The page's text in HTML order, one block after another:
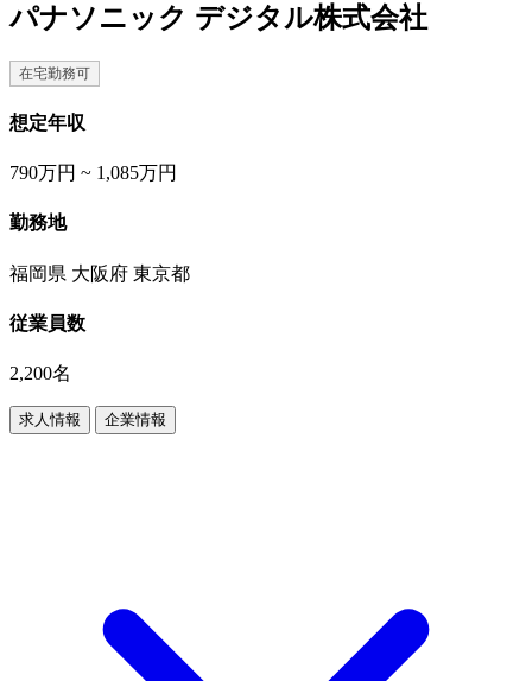
パナソニック デジタル株式会社
在宅勤務可
想定年収
790万円 ~ 1,085万円
勤務地
福岡県 大阪府 東京都
従業員数
2,200名
求人情報 企業情報